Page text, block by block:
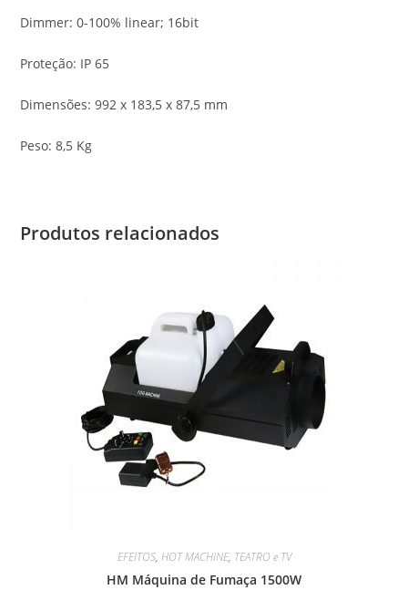
Dimmer: 0-100% linear; 16bit
Proteção: IP 65
Dimensões: 992 x 183,5 x 87,5 mm
Peso: 8,5 Kg
Produtos relacionados
EFEITOS, HOT MACHINE, TEATRO e TV
HM Máquina de Fumaça 1500W